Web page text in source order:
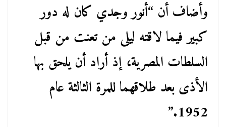
وأضاف أن “أنور وجدي كان له دور
كبير فيما لاقته ليلى من تعنت من قبل
السلطات المصرية، إذ أراد أن يلحق بها
الأذى بعد طلاقهما للمرة الثالثة عام
1952.”